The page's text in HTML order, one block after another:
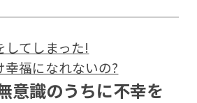
してしまった!
幸福になれないの?
意識のうちに不幸を